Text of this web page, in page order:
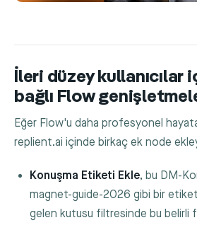
İleri düzey kullanıcılar
bağlı Flow
Eğer Flow'u daha profesyonel
replient.ai içinde birkaç ek node
Konuşma Etiketi Ekle, bu DM-
magnet-guide-2026 gibi bir
gelen kutusu filtresinde bu belirli